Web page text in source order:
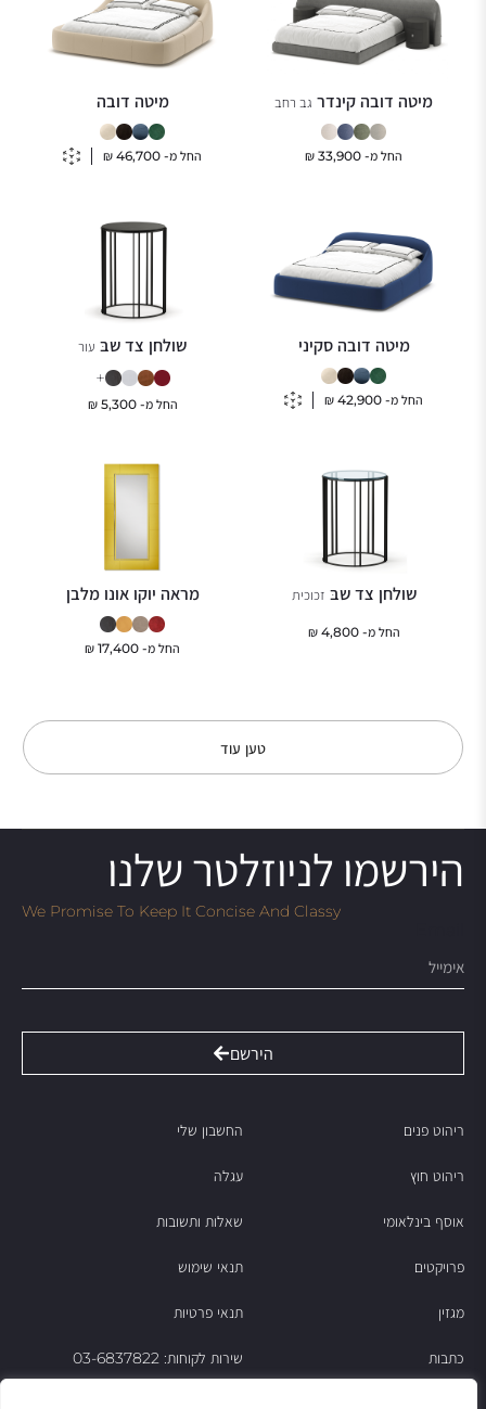
מיטה דובה קינדר גב רחב
החל מ- 33,900
₪
מיטה דובה
החל מ- 46,700
₪
מיטה דובה סקיני
החל מ- 42,900
₪
שולחן צד שבּ עור
החל מ-5,300
₪
+
שולחן צד שבּ זכוכית
החל מ-4,800
₪
מראה יוקו אונו מלבן
החל מ- 17,400
₪
טען עוד
הירשמו לניוזלטר שלנו
We Promise To Keep It Concise And Classy
הירשם
ריהוט פנים
ריהוט חוץ
אוסף בינלאומי
פרויקטים
מגזין
כתבות
החשבון שלי
עגלה
שאלות ותשובות
תנאי שימוש
תנאי פרטיות
שירות לקוחות: 03-6837822